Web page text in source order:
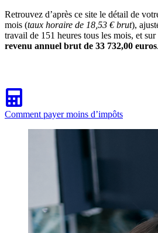
Retrouvez d’après ce site le détail de
mois (taux horaire de 18,53 € brut),
travail de 151 heures tous les mois, et
revenu annuel brut de 33 732,00 euros.
Comment payer moins d’impôts